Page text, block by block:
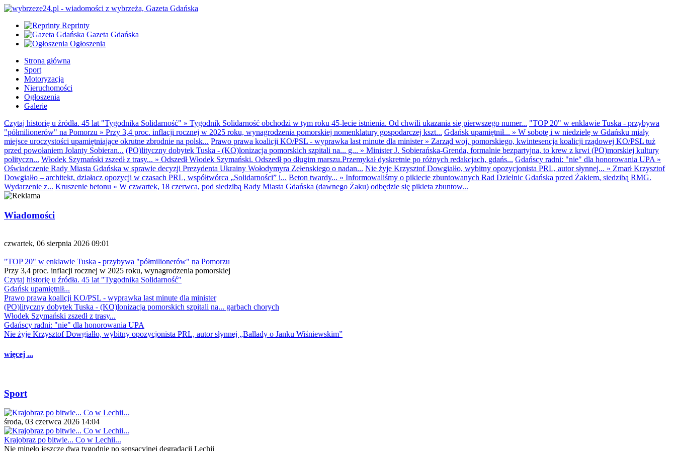
Reprinty
Gazeta Gdańska
Ogłoszenia
Strona główna
Sport
Motoryzacja
Nieruchomości
Ogłoszenia
Galerie
Czytaj historię u źródła. 45 lat "Tygodnika Solidarność" » Tygodnik Solidarność obchodzi w tym roku 45-lecie istnienia. Od chwili ukazania się pierwszego numer... "TOP 20" w enklawie Tuska - przybywa
"półmilionerów" na Pomorzu » Przy 3,4 proc. inflacji rocznej w 2025 roku, wynagrodzenia pomorskiej nomenklatury gospodarczej kszt... Gdańsk upamiętnił... » W sobotę i w niedzielę w Gdańsku miały
miejsce uroczystości upamiętniające okrutne zbrodnie na polsk... Prawo prawa koalicji KO/PSL - wyprawka last minute dla minister» Zarząd woj. pomorskiego, kwintesencja koalicji rządowej KO/PSL tuż
przed powołaniem Jolanty Sobieran... (PO)lityczny dobytek Tuska - (KO)lonizacja pomorskich szpitali na... g... » Minister J. Sobierańska-Grenda, formalnie bezpartyjna, to krew z krwi (PO)morskiej kultury
polityczn... Włodek Szymański zszedł z trasy... » Odszedł Włodek Szymański. Odszedł po długim marszu.Przemykał dyskretnie po różnych redakcjach, gdańs... Gdańscy radni: "nie" dla honorowania UPA »
Oświadczenie Rady Miasta Gdańska w sprawie decyzji Prezydenta Ukrainy Wołodymyra Zełenskiego o nadan... Nie żyje Krzysztof Dowgiałło, wybitny opozycjonista PRL, autor słynnej... » Zmarł Krzysztof
Dowgiałło – architekt, działacz opozycji w czasach PRL, współtwórca „Solidarności” i... Beton twardy... » Informowaliśmy o pikiecie zbuntowanych Rad Dzielnic Gdańska przed Żakiem, siedzibą RMG.
Wydarzenie z... Kruszenie betonu » W czwartek, 18 czerwca, pod siedzibą Rady Miasta Gdańska (dawnego Żaku) odbędzie się pikieta zbuntow...
Wiadomości
czwartek, 06 sierpnia 2026 09:01
"TOP 20" w enklawie Tuska - przybywa "półmilionerów" na Pomorzu
Przy 3,4 proc. inflacji rocznej w 2025 roku, wynagrodzenia pomorskiej
Czytaj historię u źródła. 45 lat "Tygodnika Solidarność"
Gdańsk upamiętnił...
Prawo prawa koalicji KO/PSL - wyprawka last minute dla minister
(PO)lityczny dobytek Tuska - (KO)lonizacja pomorskich szpitali na... garbach chorych
Włodek Szymański zszedł z trasy...
Gdańscy radni: "nie" dla honorowania UPA
Nie żyje Krzysztof Dowgiałło, wybitny opozycjonista PRL, autor słynnej „Ballady o Janku Wiśniewskim”
więcej ...
Sport
środa, 03 czerwca 2026 14:04
Krajobraz po bitwie... Co w Lechii...
Nie minęło jeszcze dwa tygodnie po sensacyjnej degradacji Lechii